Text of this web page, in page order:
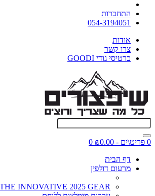
התחברות
054-3194051
אודות
צרו קשר
כרטיסי גודי GOODI
0 פריט\ים - ₪0.00
0
דף הבית
מרעום דולפין
THE INNOVATIVE 2025 GEAR